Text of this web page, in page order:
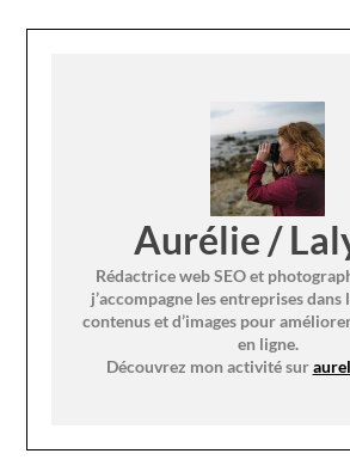
Aurélie /
Rédactrice web SEO et
j’accompagne les entreprises dans
contenus et d’images pour
en ligne.
Découvrez mon activité sur